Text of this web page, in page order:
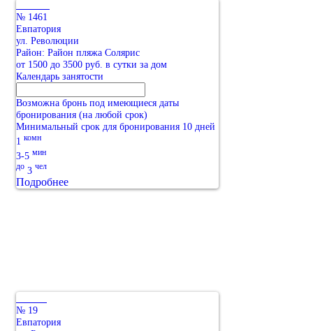
№ 1461
Евпатория
ул. Революции
Район: Район пляжа Солярис
от 1500 до 3500 руб. в сутки за дом
Календарь занятости
Возможна бронь под имеющиеся даты
бронирования (на любой срок)
Минимальный срок для бронирования 10 дней
1 комн
3-5 мин
до 3 чел
Подробнее
№ 19
Евпатория